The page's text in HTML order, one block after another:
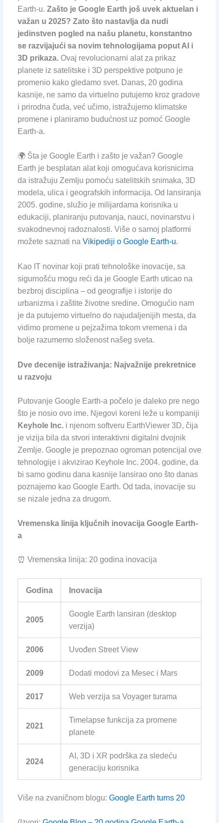
Earth-u. Zašto je Google Earth još uvek aktuelan i
važan u 2025? Zato što nastavlja da nudi
jedinstven pogled na našu planetu, konstantno
se razvijajući sa novim tehnologijama poput AI i
3D prikaza.Ovaj revolucionarni alat za prikaz
planete iz satelitske i 3D perspektive potpuno je
promenio kako gledamo svet. Danas, 20 godina
kasnije, ne samo da virtuelno putujemo kroz gradove
i prirodna čuda, već učimo, istražujemo klimatske
promene i planiramo budućnost uz pomoć Google
Earth-a.
🌍 Šta je Google Earth i zašto je važan? Google
Earth je besplatan alat koji omogućava korisnicima
da istražuju Zemlju pomoću satelitskih snimaka, 3D
modela, ulica i geografskih informacija. Od lansiranja
2005. godine, služio je milijardama korisnika u
edukaciji, planiranju putovanja, nauci, novinarstvu i
svakodnevnoj radoznalosti. Više o samoj platformi
možete saznati na Vikipediji o Google Earth-u.
Kao IT novinar koji prati tehnološke inovacije, sa
sigurnošću mogu reći da je Google Earth uticao na
bezbroj disciplina – od geografije i istorije do
urbanizma i zaštite životne sredine. Omogućio nam
je da putujemo virtuelno do najudaljenijih mesta, da
vidimo promene u pejzažima tokom vremena i da
bolje razumemo složenost našeg sveta.
Dve decenije istraživanja: Najvažnije prekretnice
u razvoju
Putovanje Google Earth-a počelo je daleko pre nego
što je nosio ovo ime. Njegovi koreni leže u kompaniji
Keyhole Inc.i njenom softveru EarthViewer 3D, čija
je vizija bila da stvori interaktivni digitalni dvojnik
Zemlje. Google je prepoznao ogroman potencijal ove
tehnologije i akvizirao Keyhole Inc. 2004. godine, da
bi samo godinu dana kasnije lansirao ono što danas
poznajemo kao Google Earth. Od tada, inovacije su
se nizale jedna za drugom.
Vremenska linija ključnih inovacija Google Earth-
a
⏰ Vremenska linija: 20 godina inovacija
Godina Inovacija
2005
Google Earth lansiran (desktop
verzija)
2006 Uvođen Street View
2009 Dodati modovi za Mesec i Mars
2017 Web verzija sa Voyager turama
2021
Timelapse funkcija za promene
planete
2024
AI, 3D i XR podrška za sledeću
generaciju korisnika
Više na zvaničnom blogu: Google Earth turns 20